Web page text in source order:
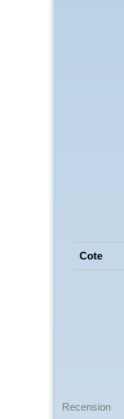
Cote
Recension